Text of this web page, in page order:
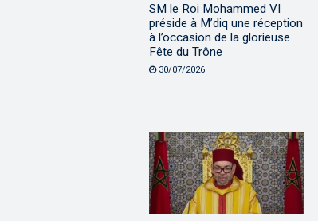
SM le Roi Mohammed VI
préside à M’diq une réception
à l’occasion de la glorieuse
Fête du Trône
30/07/2026